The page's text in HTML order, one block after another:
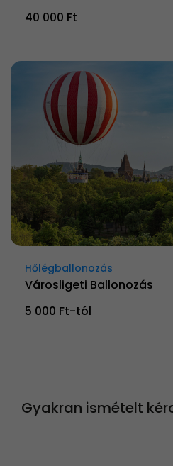
40 000 Ft
Hőlégballonozás
Városligeti Ballonozás
5 000 Ft-tól
Gyakran ismételt